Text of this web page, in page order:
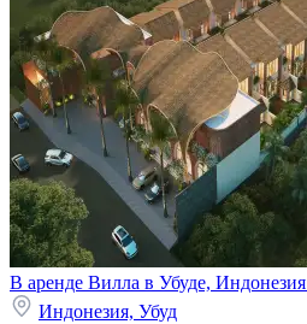
В аренде Вилла в Убуде, Индонезия
Индонезия, Убуд